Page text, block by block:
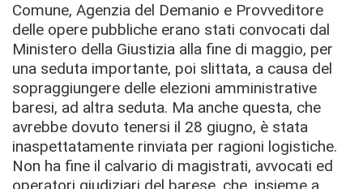
Comune, Agenzia del Demanio e Provveditore
delle opere pubbliche erano stati convocati dal
Ministero della Giustizia alla fine di maggio, per
una seduta importante, poi slittata, a causa del
sopraggiungere delle elezioni amministrative
baresi, ad altra seduta. Ma anche questa, che
avrebbe dovuto tenersi il 28 giugno, è stata
inaspettatamente rinviata per ragioni logistiche.
Non ha fine il calvario di magistrati, avvocati ed